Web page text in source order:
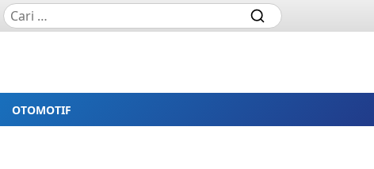
OTOMOTIF